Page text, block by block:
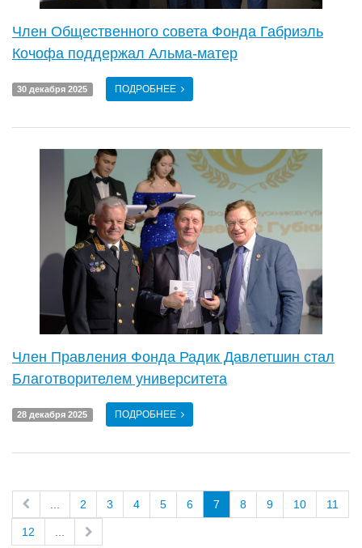
Член Общественного совета Фонда Габриэль
Кочофа поддержал Альма-матер
30 декабря 2025 ПОДРОБНЕЕ
Член Правления Фонда Радик Давлетшин стал
Благотворителем университета
28 декабря 2025 ПОДРОБНЕЕ
2 3 4 5 6 7 8 9 10 11
12